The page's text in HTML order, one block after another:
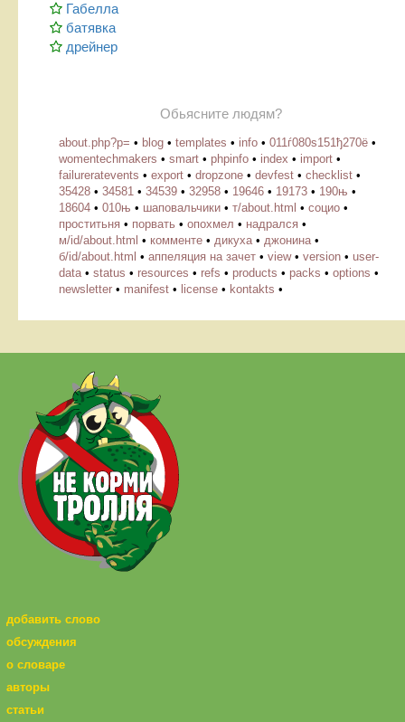
Габелла
батявка
дрейнер
Обьясните людям?
about.php?p= • blog • templates • info • 011ѓ080ѕ151ђ270ё •
womentechmakers • smart • phpinfo • index • import •
failureratevents • export • dropzone • devfest • checklist •
35428 • 34581 • 34539 • 32958 • 19646 • 19173 • 190њ •
18604 • 010њ • шаповальчики • т/about.html • социо •
проститьня • порвать • опохмел • надрался •
м/id/about.html • комменте • дикуха• джонина•
б/id/about.html • аппеляция на зачет • view• version • user-
data• status • resources • refs • products • packs • options •
newsletter • manifest • license • kontakts •
добавить слово
обсуждения
о словаре
авторы
статьи